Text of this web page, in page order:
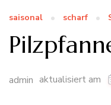
saisonal scharf
admin aktualisiert am